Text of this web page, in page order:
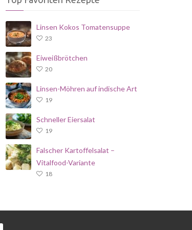
Linsen Kokos Tomatensuppe
23
Eiweißbrötchen
20
Linsen-Möhren auf indische Art
19
Schneller Eiersalat
19
Falscher Kartoffelsalat –
Vitalfood-Variante
18